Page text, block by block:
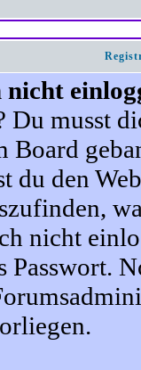
Du musst
Board
du den
nicht
Passwort.